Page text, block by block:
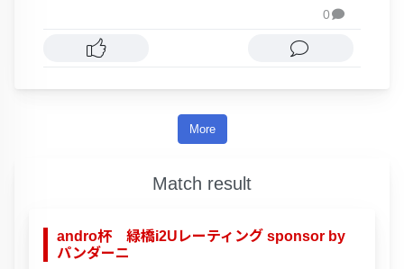
0
More
Match result
andro杯 緑橋i2Uレーティング sponsor by
パンダーニ